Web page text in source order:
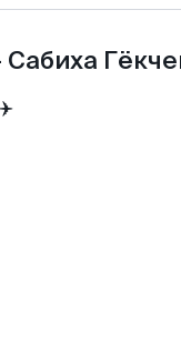
Сабиха